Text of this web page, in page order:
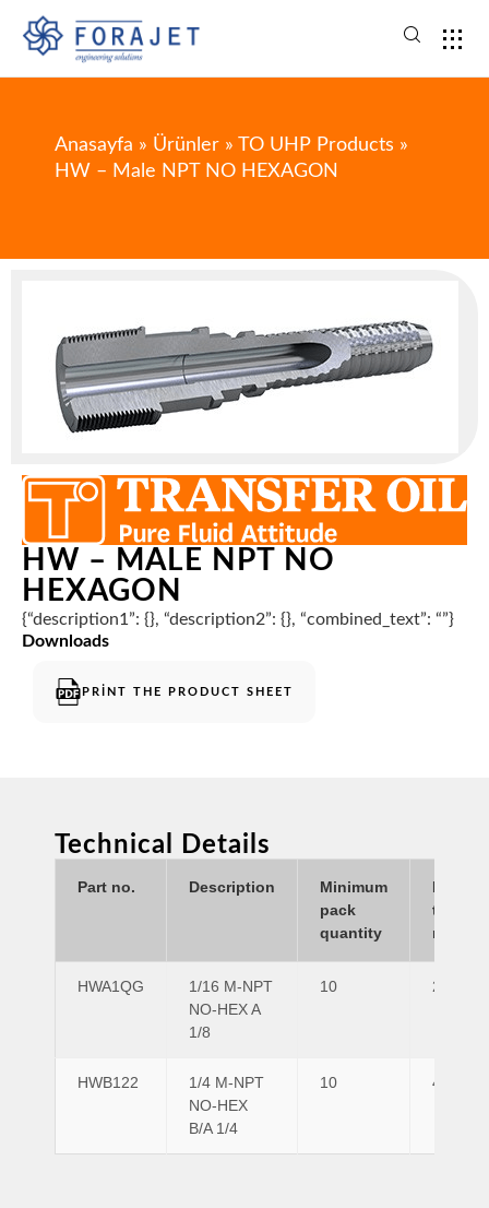
Anasayfa » Ürünler » TO UHP Products »
HW – Male NPT NO HEXAGON
HW – MALE NPT NO
HEXAGON
{“description1”: {}, “description2”: {}, “combined_text”: “”}
Downloads
PRINT THE PRODUCT SHEET
Technical Details
Part no. Description
Minimum
pack
quantity
Insert
tail ID
mm
HWA1QG
1/16 M-NPT
NO-HEX A
1/8
10 2
HWB122
1/4 M-NPT
NO-HEX
B/A 1/4
10 4